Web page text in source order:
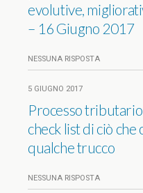
evolutive,
– 16 Giugno 2017
NESSUNA RISPOSTA
5 GIUGNO 2017
Processo
check list di ciò
qualche trucco
NESSUNA RISPOSTA